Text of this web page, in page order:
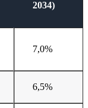
2034)
7,0%
6,5%